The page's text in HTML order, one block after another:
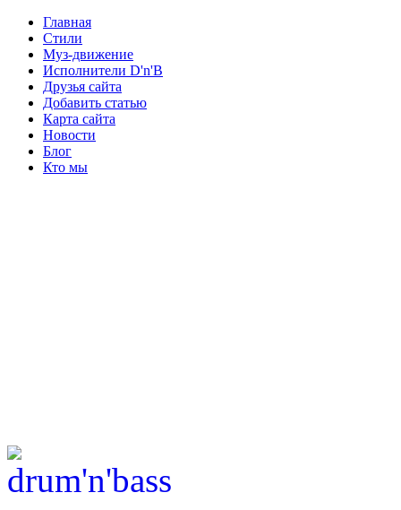
Главная
Стили
Муз-движение
Исполнители D'n'B
Друзья сайта
Добавить статью
Карта сайта
Новости
Блог
Кто мы